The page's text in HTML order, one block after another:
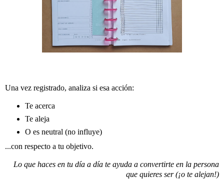
Una vez registrado, analiza si esa acción:
Te acerca
Te aleja
O es neutral (no influye)
...con respecto a tu objetivo.
Lo que haces en tu día a día te ayuda a convertirte en la persona
que quieres ser (¡o te alejan!)